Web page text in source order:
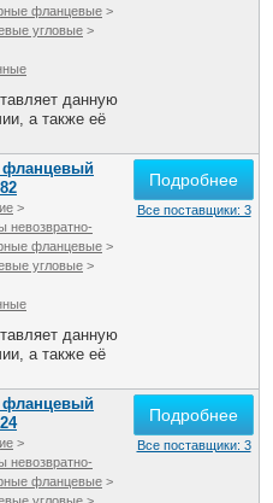
фланцевые >
угловые >
данную
а также её
фланцевый
>
невозвратно-
фланцевые >
угловые >
данную
а также её
Подробнее
Все поставщики: 3
фланцевый
>
невозвратно-
фланцевые >
Подробнее
Все поставщики: 3